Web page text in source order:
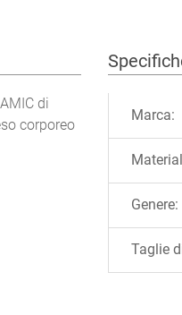
di
corporeo
Marca:
Genere:
Taglie